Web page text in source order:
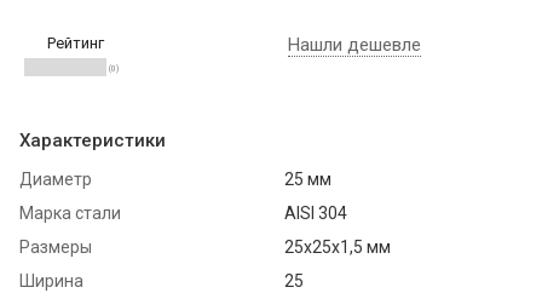
Рейтинг
(0)
Нашли дешевле
Характеристики
Диаметр
25 мм
Марка стали
AISI 304
Размеры
25х25х1,5 мм
Ширина
25